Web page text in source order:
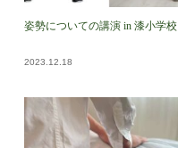
姿勢についての講演 in 漆小学校
2023.12.18